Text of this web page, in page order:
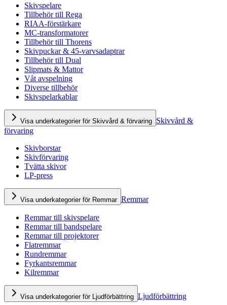
Skivspelare
Tillbehör till Rega
RIAA-förstärkare
MC-transformatorer
Tillbehör till Thorens
Skivpuckar & 45-varvsadaptrar
Tillbehör till Dual
Slipmats & Mattor
Våt avspelning
Diverse tillbehör
Skivspelarkablar
Visa underkategorier för Skivvård & förvaring Skivvård &
förvaring
Skivborstar
Skivförvaring
Tvätta skivor
LP-press
Visa underkategorier för Remmar Remmar
Remmar till skivspelare
Remmar till bandspelare
Remmar till projektorer
Flatremmar
Rundremmar
Fyrkantsremmar
Kilremmar
Visa underkategorier för Ljudförbättring Ljudförbättring